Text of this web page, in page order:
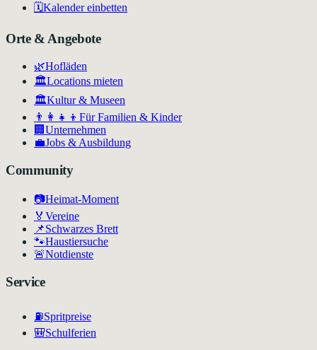
🗓️Kalender einbetten
Orte & Angebote
🌿Hofläden
🏛️Locations mieten
🏛Kultur & Museen
👨‍👩‍👧‍👦 Für Familien & Kinder
🏢 Unternehmen
💼Jobs & Ausbildung
Community
📷Heimat-Moment
🏅 Vereine
📌Schwarzes Brett
🐾Haustiersuche
🚨Notdienste
Service
⛽Spritpreise
🎒Schulferien